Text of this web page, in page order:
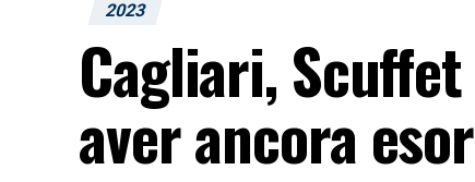
2023
Cagliari,
aver ancora